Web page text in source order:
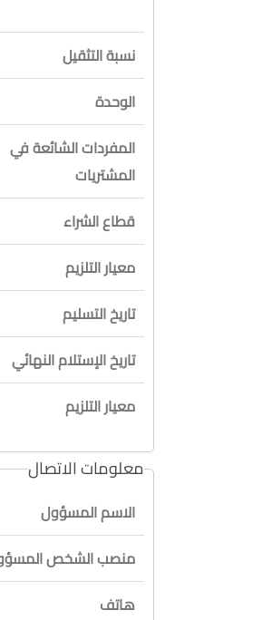
نسبة التثقيل
الوحدة
المفردات الشائعة في
المشتريات
قطاع الشراء
معيار التلزيم
تاريخ التسليم
تاريخ الإستلام النهائي
معيار التلزيم
معلومات الاتصال
الاسم المسؤول
منصب الشخص
هاتف